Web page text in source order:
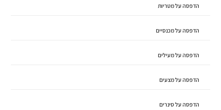
הדפסה על מטריות
הדפסה על מכנסיים
הדפסה על מעילים
הדפסה על מצעים
הדפסה על סינרים